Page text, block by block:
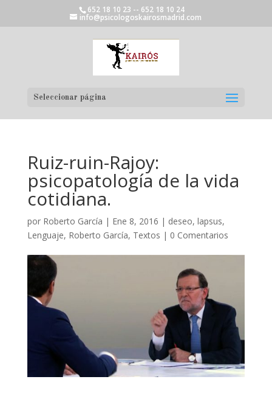
652 18 10 23 -- 652 18 10 24
info@psicologoskairosmadrid.com
Seleccionar página
Ruiz-ruin-Rajoy:
psicopatología de la vida
cotidiana.
por Roberto García | Ene 8, 2016 | deseo, lapsus,
Lenguaje, Roberto García, Textos | 0 Comentarios